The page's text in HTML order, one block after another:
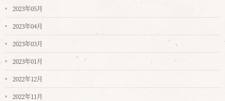
2023年05月
2023年04月
2023年03月
2023年01月
2022年12月
2022年11月